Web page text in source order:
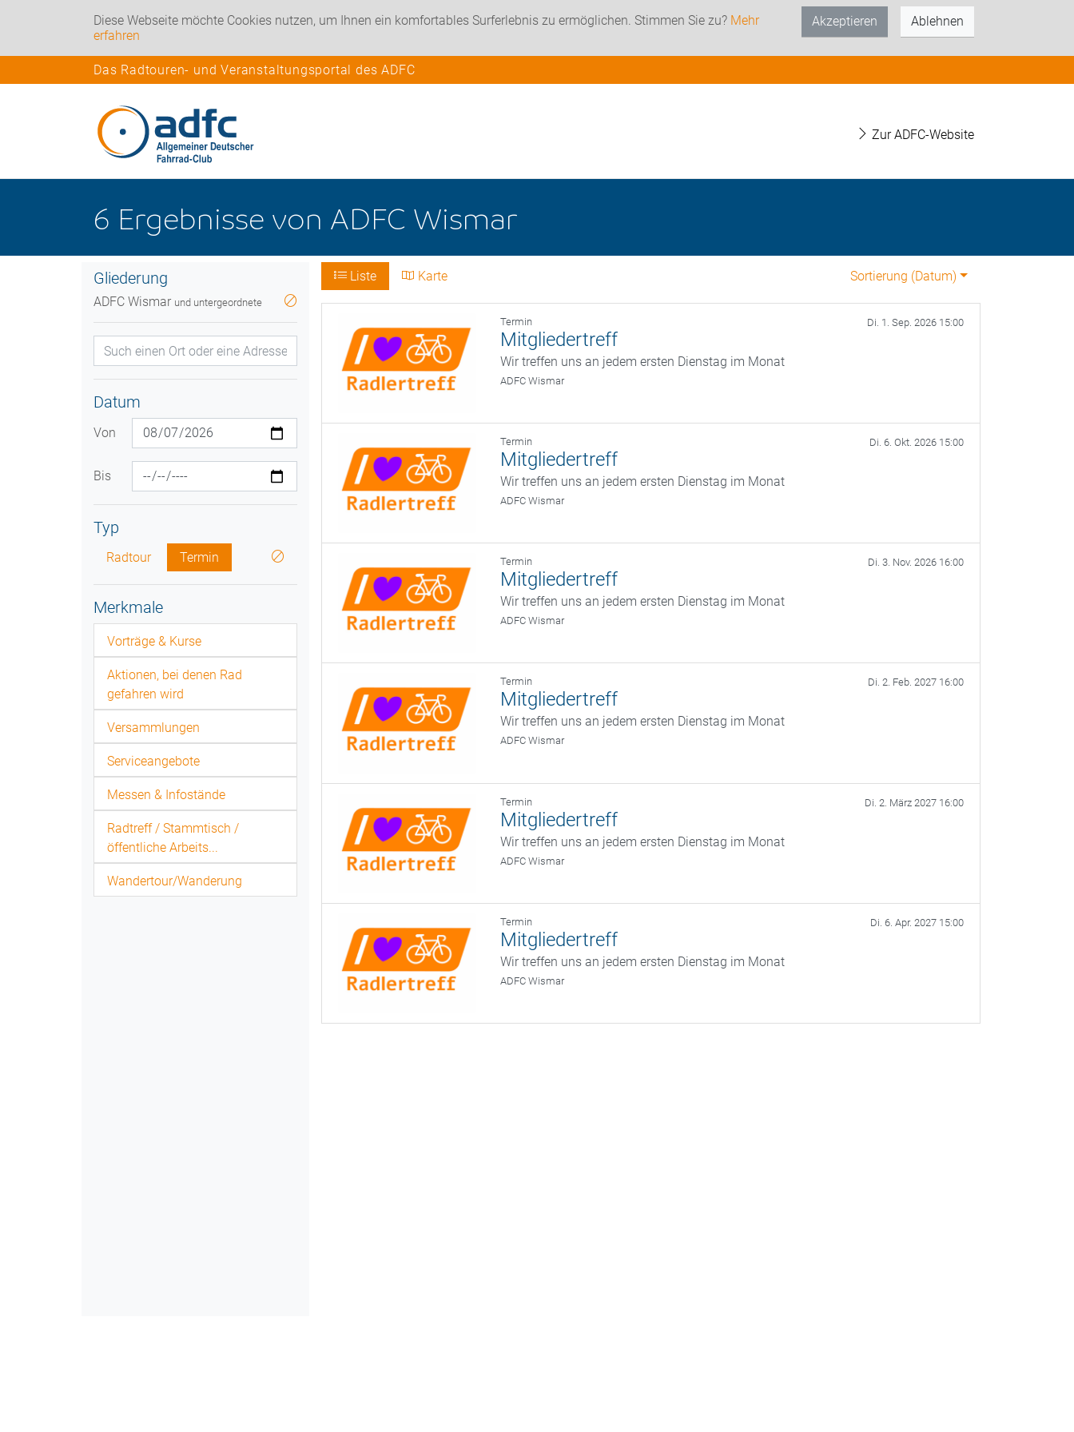
Diese Webseite möchte Cookies nutzen, um Ihnen ein komfortables Surferlebnis zu ermöglichen. Stimmen Sie zu? Mehr
erfahren
Akzeptieren Ablehnen
Das Radtouren- und Veranstaltungsportal des ADFC
Zur ADFC-Website
6 Ergebnisse von ADFC Wismar
Gliederung
ADFC Wismar und untergeordnete
Datum
Von
Bis
Typ
Radtour Termin
Merkmale
Vorträge & Kurse
Aktionen, bei denen Rad
gefahren wird
Versammlungen
Serviceangebote
Messen & Infostände
Radtreff / Stammtisch /
öffentliche Arbeits...
Wandertour/Wanderung
Liste Karte Sortierung (Datum)
Termin Di. 1. Sep. 2026 15:00
Mitgliedertreff
Wir treffen uns an jedem ersten Dienstag im Monat
ADFC Wismar
Termin Di. 6. Okt. 2026 15:00
Mitgliedertreff
Wir treffen uns an jedem ersten Dienstag im Monat
ADFC Wismar
Termin Di. 3. Nov. 2026 16:00
Mitgliedertreff
Wir treffen uns an jedem ersten Dienstag im Monat
ADFC Wismar
Termin Di. 2. Feb. 2027 16:00
Mitgliedertreff
Wir treffen uns an jedem ersten Dienstag im Monat
ADFC Wismar
Termin Di. 2. März 2027 16:00
Mitgliedertreff
Wir treffen uns an jedem ersten Dienstag im Monat
ADFC Wismar
Termin Di. 6. Apr. 2027 15:00
Mitgliedertreff
Wir treffen uns an jedem ersten Dienstag im Monat
ADFC Wismar